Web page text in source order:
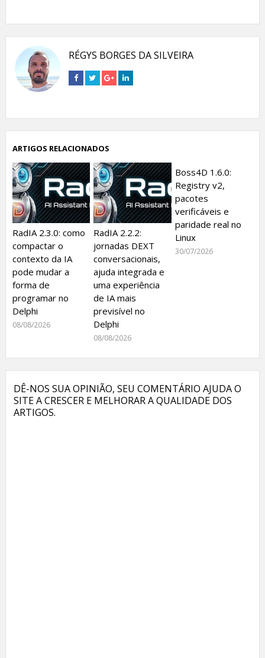
RÉGYS BORGES DA SILVEIRA
Connect
on
Connect
on
Connect
on
Connect
on
ARTIGOS RELACIONADOS
RadIA 2.3.0: como
compactar o
contexto da IA
pode mudar a
forma de
programar no
Delphi
08/08/2026
RadIA 2.2.2:
jornadas DEXT
conversacionais,
ajuda integrada e
uma experiência
de IA mais
previsível no
Delphi
08/08/2026
Boss4D 1.6.0:
Registry v2,
pacotes
verificáveis e
paridade real no
Linux
30/07/2026
DÊ-NOS SUA OPINIÃO, SEU COMENTÁRIO AJUDA O
SITE A CRESCER E MELHORAR A QUALIDADE DOS
ARTIGOS.